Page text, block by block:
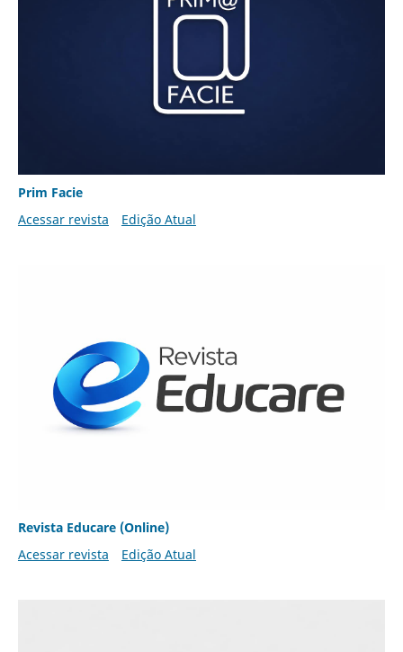
Prim Facie
Acessar revista
Edição Atual
Revista Educare (Online)
Acessar revista
Edição Atual